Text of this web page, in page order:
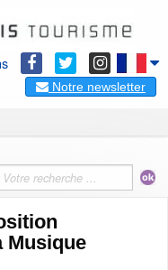
Notre newsletter
Musique